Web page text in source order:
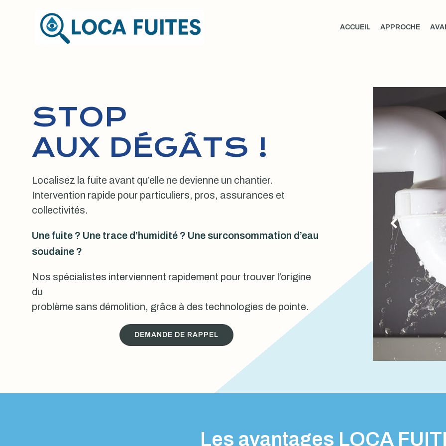
ACCUEIL APPROCHE
STOP
AUX DÉGÂTS !
Localisez la fuite avant qu’elle ne devienne un chantier.
Intervention rapide pour particuliers, pros, assurances et
collectivités.
Une fuite ? Une trace d’humidité ? Une surconsommation d’eau
soudaine ?
Nos spécialistes interviennent rapidement pour trouver l’origine
du
problème sans démolition, grâce à des technologies de pointe.
DEMANDE DE RAPPEL
Les avantages LOCA